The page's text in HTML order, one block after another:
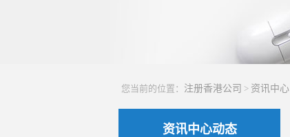
您当前的位置： 注册香港公司 > 资讯中心
资讯中心动态